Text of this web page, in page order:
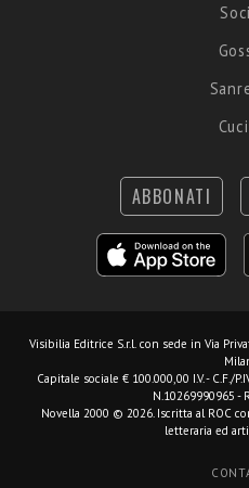
ABBONATI
Visibilia Editrice S.r.l. con sede in Via
Capitale sociale € 100.000,00 I.V. - C.F./
N.10269990965 -
Novella 2000 © 2026. Iscritta al ROC
letteraria ed